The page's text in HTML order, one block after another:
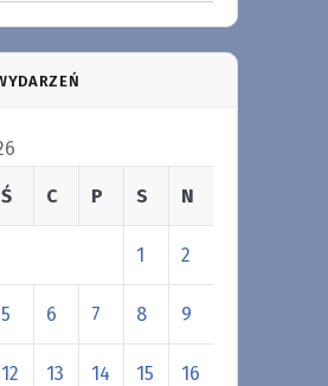
Ś C P S N
1 2
5 6 7 8 9
12 13 14 15 16